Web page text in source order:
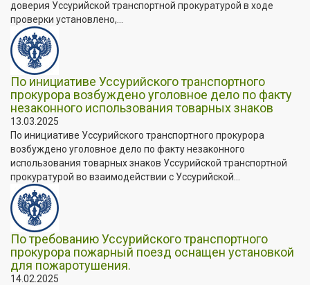
доверия Уссурийской транспортной прокуратурой в ходе
проверки установлено,...
По инициативе Уссурийского транспортного
прокурора возбуждено уголовное дело по факту
незаконного использования товарных знаков
13.03.2025
По инициативе Уссурийского транспортного прокурора
возбуждено уголовное дело по факту незаконного
использования товарных знаков Уссурийской транспортной
прокуратурой во взаимодействии с Уссурийской...
По требованию Уссурийского транспортного
прокурора пожарный поезд оснащен установкой
для пожаротушения.
14.02.2025